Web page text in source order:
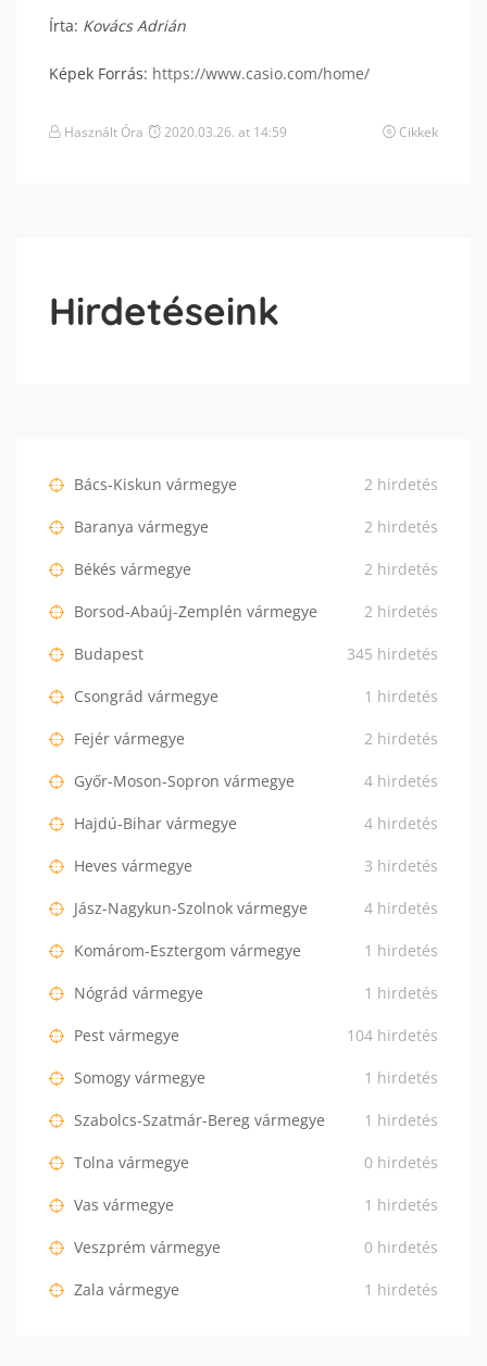
Írta: Kovács Adrián
Képek Forrás: https://www.casio.com/home/
Használt Óra 2020.03.26. at 14:59 Cikkek
Hirdetéseink
Bács-Kiskun vármegye 2 hirdetés
Baranya vármegye 2 hirdetés
Békés vármegye 2 hirdetés
Borsod-Abaúj-Zemplén vármegye 2 hirdetés
Budapest 345 hirdetés
Csongrád vármegye 1 hirdetés
Fejér vármegye 2 hirdetés
Győr-Moson-Sopron vármegye 4 hirdetés
Hajdú-Bihar vármegye 4 hirdetés
Heves vármegye 3 hirdetés
Jász-Nagykun-Szolnok vármegye 4 hirdetés
Komárom-Esztergom vármegye 1 hirdetés
Nógrád vármegye 1 hirdetés
Pest vármegye 104 hirdetés
Somogy vármegye 1 hirdetés
Szabolcs-Szatmár-Bereg vármegye 1 hirdetés
Tolna vármegye 0 hirdetés
Vas vármegye 1 hirdetés
Veszprém vármegye 0 hirdetés
Zala vármegye 1 hirdetés